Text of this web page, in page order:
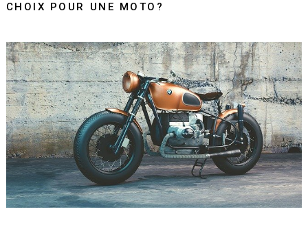
CHOIX POUR UNE MOTO?